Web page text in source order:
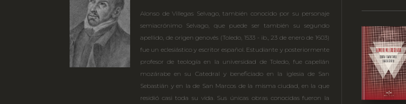
Alonso de Villegas Selvago, también conocido por su personaje
semiacrónimo Selvago, que puede ser también su segundo
apellido, de origen genovés (Toledo, 1533 - ib., 23 de enero de 1603)
fue un eclesiástico y escritor español. Estudiante y posteriormente
profesor de teología en la universidad de Toledo, fue capellán
mozárabe en su Catedral y beneficiado en la iglesia de San
Sebastián y en la de San Marcos de la misma ciudad, en la que
residió casi toda su vida. Sus únicas obras conocidas fueron la